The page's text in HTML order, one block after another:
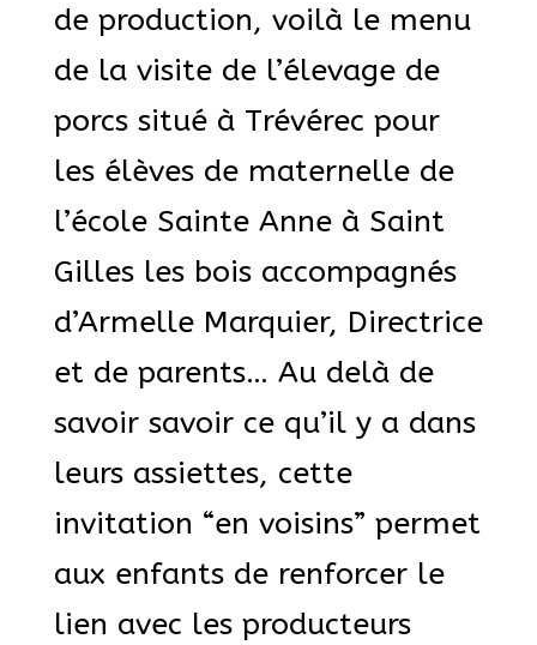
de production, voilà le menu
de la visite de l’élevage de
porcs situé à Trévérec pour
les élèves de maternelle de
l’école Sainte Anne à Saint
Gilles les bois accompagnés
d’Armelle Marquier, Directrice
et de parents… Au delà de
savoir savoir ce qu’il y a dans
leurs assiettes, cette
invitation “en voisins” permet
aux enfants de renforcer le
lien avec les producteurs